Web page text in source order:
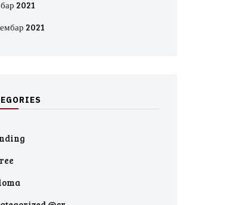
2021
2021
EGORIES